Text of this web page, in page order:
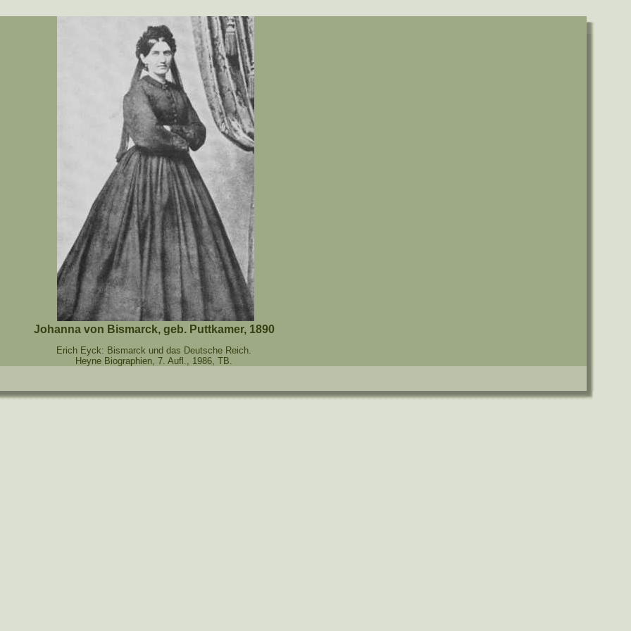
Johanna von Bismarck, geb. Puttkamer, 1890
Erich Eyck: Bismarck und das Deutsche Reich.
Heyne Biographien, 7. Aufl., 1986, TB.